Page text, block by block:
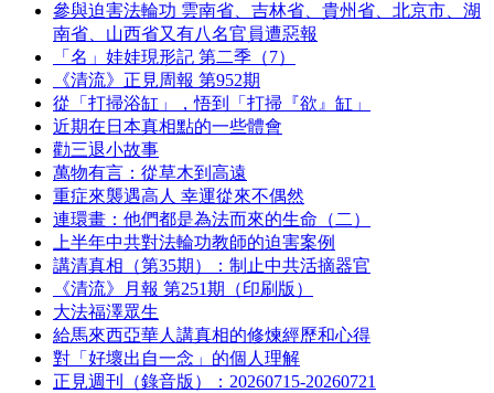
參與迫害法輪功 雲南省、吉林省、貴州省、北京市、湖
南省、山西省又有八名官員遭惡報
「名」娃娃現形記 第二季（7）
《清流》正見周報 第952期
從「打掃浴缸」，悟到「打掃『欲』缸」
近期在日本真相點的一些體會
勸三退小故事
萬物有言：從草木到高遠
重症來襲遇高人 幸運從來不偶然
連環畫：他們都是為法而來的生命（二）
上半年中共對法輪功教師的迫害案例
講清真相（第35期）：制止中共活摘器官
《清流》月報 第251期（印刷版）
大法福澤眾生
給馬來西亞華人講真相的修煉經歷和心得
對「好壞出自一念」的個人理解
正見週刊（錄音版）：20260715-20260721